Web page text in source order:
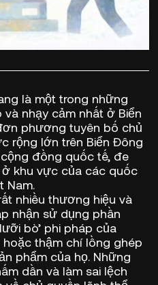
là một trong những
nhạy cảm nhất ở Biển
phương tuyên bố chủ
rộng lớn trên Biển Đông
đồng quốc tế, đe
khu vực của các quốc
Nam.
nhiều thương hiệu và
nhận sử dụng phần
bò’ phi pháp của
thậm chí lồng ghép
phẩm của họ. Những
dần và làm sai lệch